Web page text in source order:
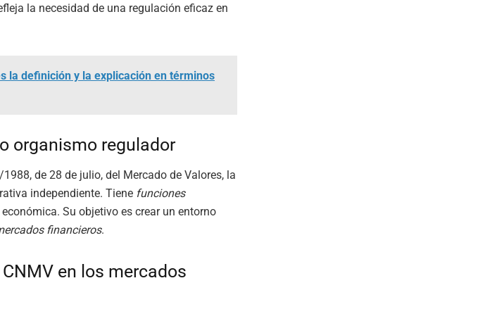
la necesidad de una regulación eficaz en
la definición y la explicación en términos
organismo regulador
de 28 de julio, del Mercado de Valores, la
independiente. Tiene funciones
Su objetivo es crear un entorno
financieros.
en los mercados